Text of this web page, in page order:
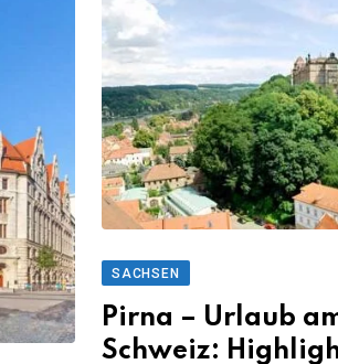
SACHSEN
Pirna – Urlaub
Schweiz: